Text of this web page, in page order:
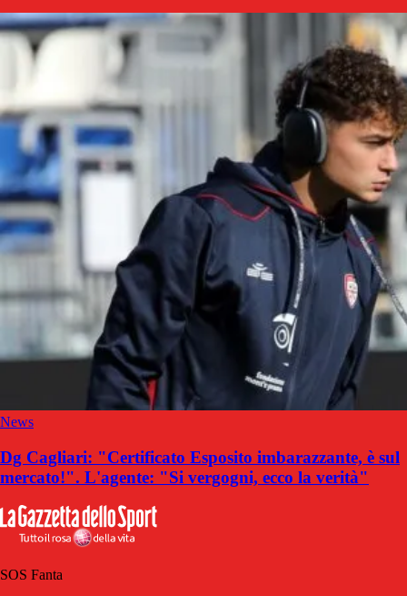
News
Dg Cagliari: "Certificato Esposito imbarazzante, è sul
mercato!". L'agente: "Si vergogni, ecco la verità"
SOS Fanta